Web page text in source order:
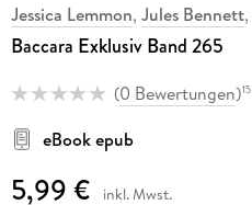
Jessica Lemmon, Jules Bennett,
Baccara Exklusiv Band 265
(0 Bewertungen)15
eBook epub
5,99 € inkl. Mwst.